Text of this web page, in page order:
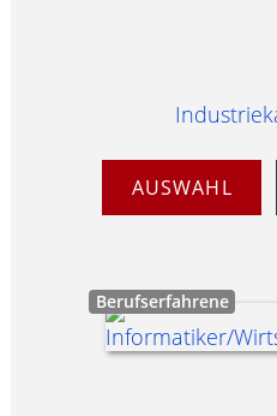
AUSWAHL
Berufserfahrene